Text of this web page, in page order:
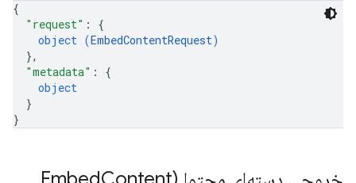
{
"request" : {
object (EmbedContentRequest)
},
"metadata" : {
object
}
}